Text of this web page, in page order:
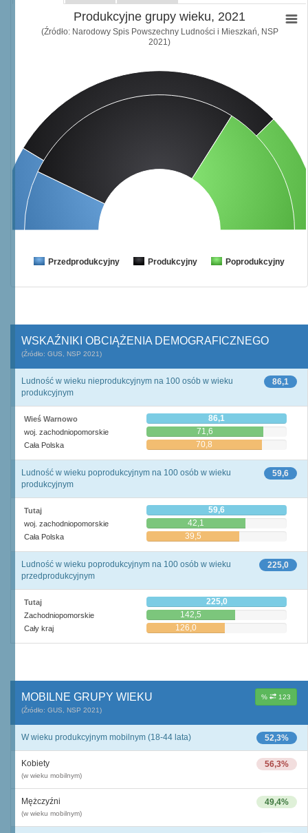
Produkcyjne grupy wieku, 2021
(Źródło: Narodowy Spis Powszechny Ludności i Mieszkań, NSP
2021)
Przedprodukcyjny Produkcyjny Poprodukcyjny
WSKAŹNIKI OBCIĄŻENIA DEMOGRAFICZNEGO
(Źródło: GUS, NSP 2021)
86,1
Ludność w wieku nieprodukcyjnym na 100 osób w wieku
produkcyjnym
Wieś Warnowo 86,1
woj. zachodniopomorskie 71,6
Cała Polska 70,8
59,6
Ludność w wieku poprodukcyjnym na 100 osób w wieku
produkcyjnym
Tutaj 59,6
woj. zachodniopomorskie 42,1
Cała Polska 39,5
225,0
Ludność w wieku poprodukcyjnym na 100 osób w wieku
przedprodukcyjnym
Tutaj 225,0
Zachodniopomorskie 142,5
Cały kraj 126,0
% 123
MOBILNE GRUPY WIEKU
(Źródło: GUS, NSP 2021)
52,3%
W wieku produkcyjnym mobilnym (18-44 lata)
56,3%
Kobiety
(w wieku mobilnym)
49,4%
Mężczyźni
(w wieku mobilnym)